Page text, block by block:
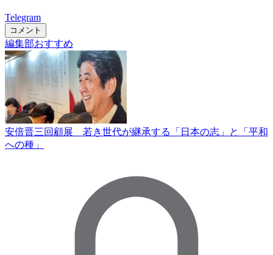
Telegram
コメント
編集部おすすめ
安倍晋三回顧展 若き世代が継承する「日本の志」と「平和
への種」